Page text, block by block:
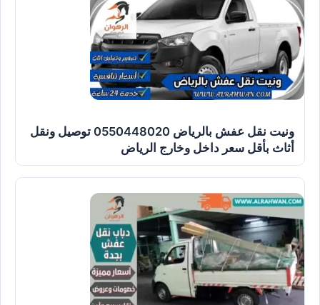
ونيت نقل عفش بالرياض 0550448020 توصيل ونقل
أثاث بأقل سعر داخل وخارج الرياض